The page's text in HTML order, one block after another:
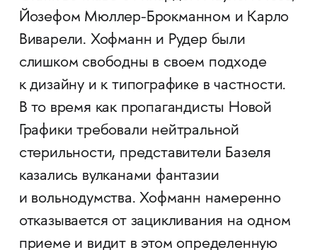
Йозефом Мюллер-Брокманном и Карло
Виварели. Хофманн и Рудер были
слишком свободны в своем подходе
к дизайну и к типографике в частности.
В то время как пропагандисты Новой
Графики требовали нейтральной
стерильности, представители Базеля
казались вулканами фантазии
и вольнодумства. Хофманн намеренно
отказывается от зацикливания на одном
приеме и видит в этом определенную